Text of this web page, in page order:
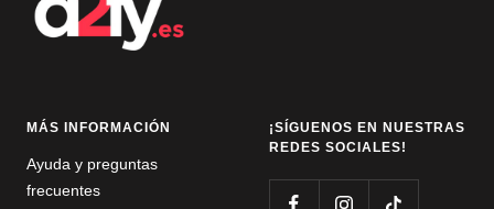
MÁS INFORMACIÓN
Ayuda y preguntas
frecuentes
¡SÍGUENOS EN NUESTRAS
REDES SOCIALES!